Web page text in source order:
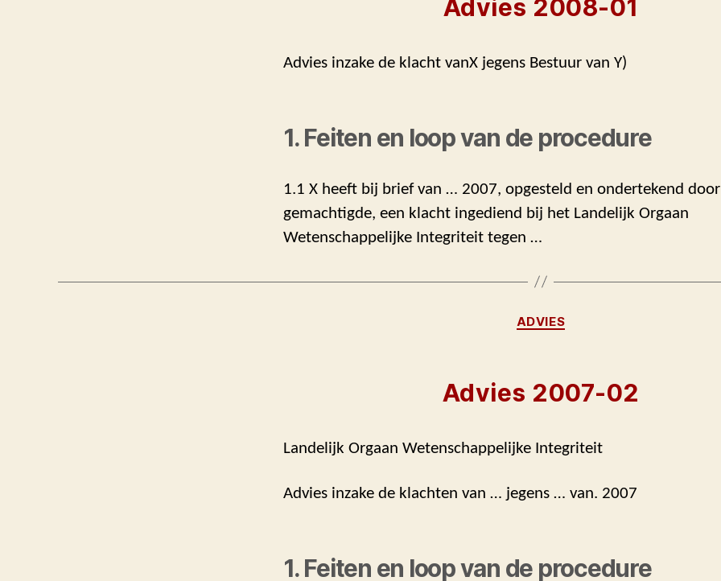
Advies 2008-01
Advies inzake de klacht vanX jegens Bestuur van Y)
1. Feiten en loop van de procedure
1.1 X heeft bij brief van … 2007, opgesteld en ondertekend
gemachtigde, een klacht ingediend bij het Landelijk Orgaan
Wetenschappelijke Integriteit tegen …
Categorieën
ADVIES
Advies 2007-02
Landelijk Orgaan Wetenschappelijke Integriteit
Advies inzake de klachten van … jegens … van. 2007
1. Feiten en loop van de procedure